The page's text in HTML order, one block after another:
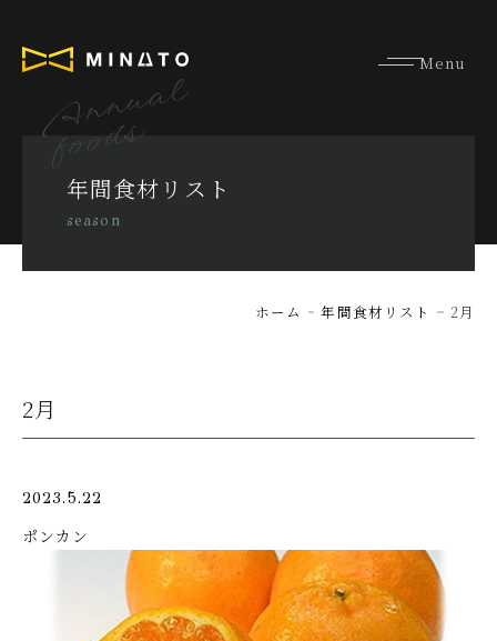
年間食材リスト
season
Annual
foods
ホーム 年間食材リスト 2月
2月
2023.5.22
ポンカン